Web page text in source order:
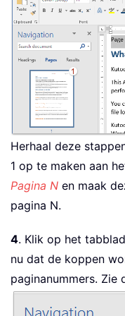
Herhaal deze
1 op te maken aan
Pagina N en maak
pagina N.
4. Klik op het tabblad
nu dat de koppen
paginanummers. Zie